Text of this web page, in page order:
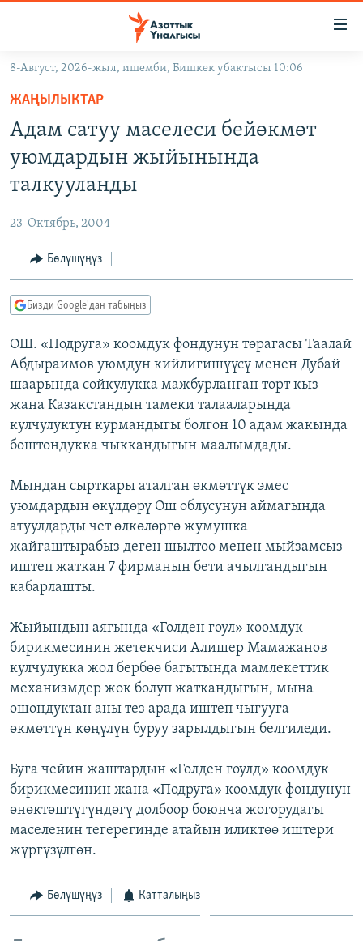
Навигацияга
өтүңүз
Издөөгө
салыңыз
МАДАНИЯТ
ДҮЙНӨ
ТВ ПРОГРАММАЛАР
БҮГҮН АЗАТТЫКТА
ДАНИСТЕ
ЭЖЕ-СИҢДИЛЕР
АЗАТТЫК+
ЫҢГАЙСЫЗ СУРООЛОР
ПОДКАСТ
ОНЛАЙН ШЕРИНЕ
ЭЕ/АРнун бардык сайттары
8-Август, 2026-жыл, ишемби, Бишкек убактысы 10:06
ЖАҢЫЛЫКТАР
Адам сатуу маселеси бейөкмөт
уюмдардын жыйынында
талкууланды
23-Октябрь, 2004
Бөлүшүңүз
Бизди Google'дан табыңыз
ОШ. «Подруга» коомдук фондунун төрагасы Таалай
Абдыраимов уюмдун кийлигишүүсү менен Дубай
шаарында сойкулукка мажбурланган төрт кыз
жана Казакстандын тамеки талааларында
кулчулуктун курмандыгы болгон 10 адам жакында
боштондукка чыккандыгын маалымдады.
Мындан сырткары аталган өкмөттүк эмес
уюмдардын өкүлдөрү Ош облусунун аймагында
атуулдарды чет өлкөлөргө жумушка
жайгаштырабыз деген шылтоо менен мыйзамсыз
иштеп жаткан 7 фирманын бети ачылгандыгын
кабарлашты.
Жыйындын аягында «Голден гоул» коомдук
бирикмесинин жетекчиси Алишер Мамажанов
кулчулукка жол бербөө багытында мамлекеттик
механизмдер жок болуп жаткандыгын, мына
ошондуктан аны тез арада иштеп чыгууга
өкмөттүн көңүлүн буруу зарылдыгын белгиледи.
Буга чейин жаштардын «Голден гоулд» коомдук
бирикмесинин жана «Подруга» коомдук фондунун
өнөктөштүгүндөгү долбоор боюнча жогорудагы
маселенин тегерегинде атайын иликтөө иштери
жүргүзүлгөн.
Бөлүшүңүз Катталыңыз